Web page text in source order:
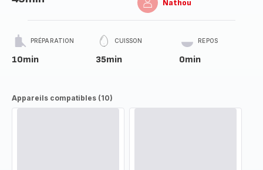
Nathou
PRÉPARATION
10min
CUISSON
35min
REPOS
0min
Appareils compatibles (10)